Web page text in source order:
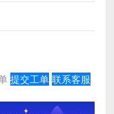
提交工单 联系客服